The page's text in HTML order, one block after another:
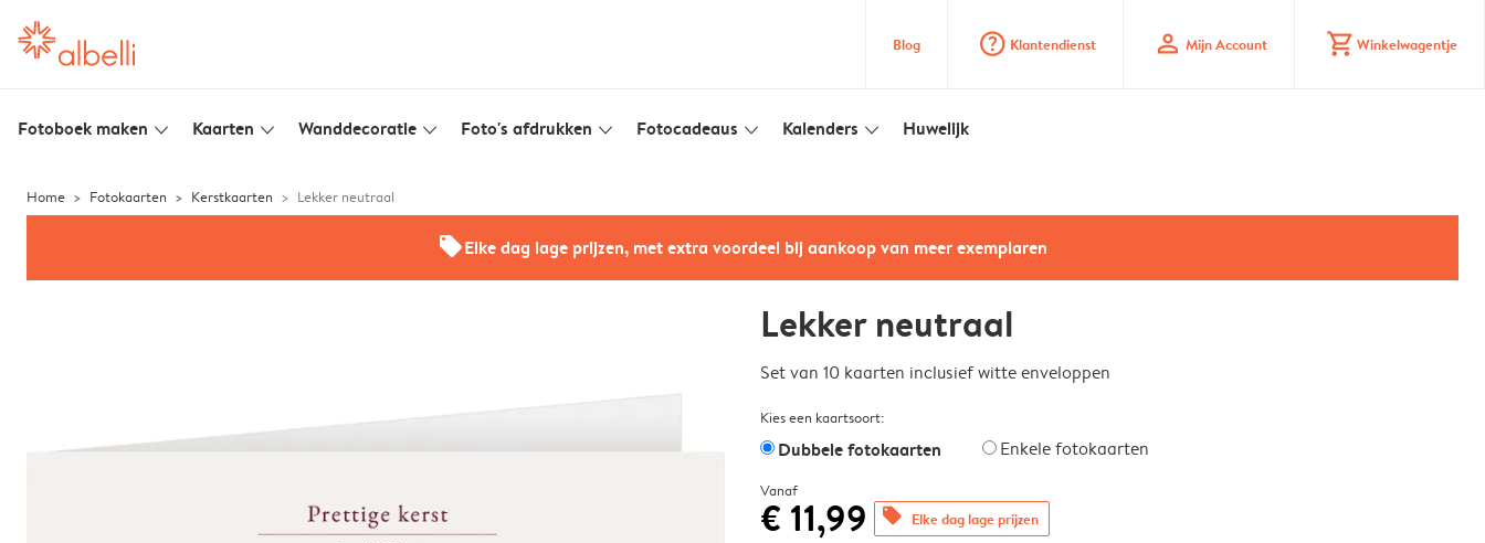
Blog question_mark_circle Klantendienst profile Mijn Account shopping_cart Winkelwagentje
Fotoboek maken slim_arrow_down Kaarten slim_arrow_down Wanddecoratie slim_arrow_down Foto's afdrukken slim_arrow_down Fotocadeaus slim_arrow_down Kalenders slim_arrow_down Huwelijk
Home Fotokaarten Kerstkaarten Lekker neutraal
offersElke dag lage prijzen, met extra voordeel bij aankoop van meer exemplaren
Lekker neutraal
Set van 10 kaarten inclusief witte enveloppen
Kies een kaartsoort:
Dubbele fotokaarten Enkele fotokaarten
Vanaf
€ 11,99 offers Elke dag lage prijzen